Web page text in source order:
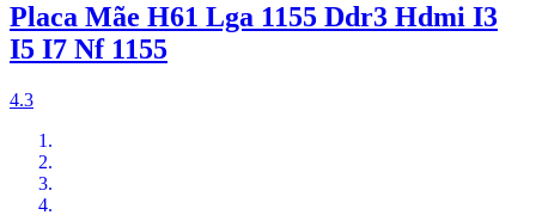
Placa Mãe H61 Lga 1155 Ddr3 Hdmi I3
I5 I7 Nf 1155
4.3